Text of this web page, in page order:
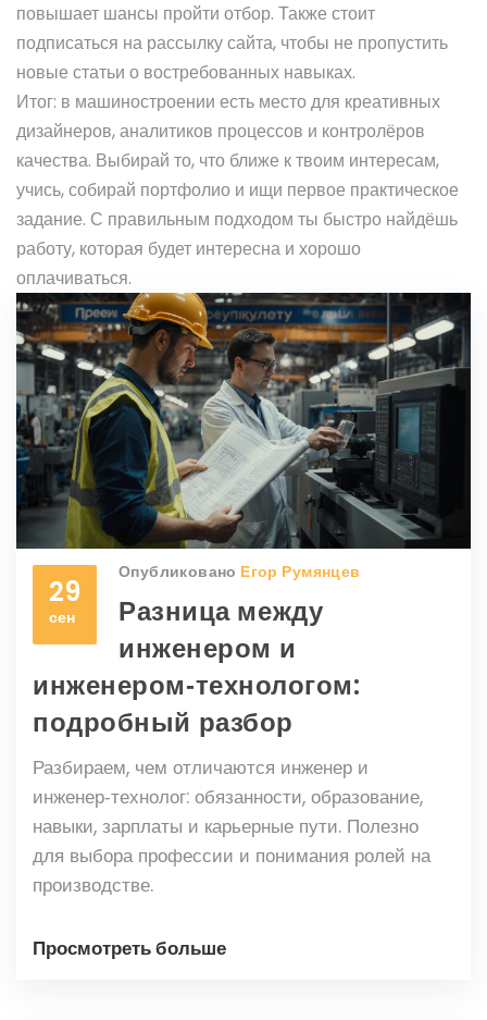
повышает шансы пройти отбор. Также стоит
подписаться на рассылку сайта, чтобы не пропустить
новые статьи о востребованных навыках.
Итог: в машиностроении есть место для креативных
дизайнеров, аналитиков процессов и контролёров
качества. Выбирай то, что ближе к твоим интересам,
учись, собирай портфолио и ищи первое практическое
задание. С правильным подходом ты быстро найдёшь
работу, которая будет интересна и хорошо
оплачиваться.
29
сен
Опубликовано Егор Румянцев
Разница между
инженером и
инженером‑технологом:
подробный разбор
Разбираем, чем отличаются инженер и
инженер‑технолог: обязанности, образование,
навыки, зарплаты и карьерные пути. Полезно
для выбора профессии и понимания ролей на
производстве.
Просмотреть больше